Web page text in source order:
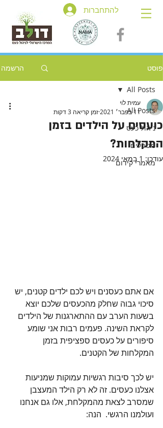
להתחברות
פוסט הרשמה
All Posts
ניהול כעס
מטפלים
מאמרי קידום
All Posts
כועסים על הילדים בזמן
המקלחות?
עמית לוי
11 בפבר׳ 2021
זמן קריאה 3 דקות
עודכן: 1 במאי 2024
אם אתם כעסנים ויש לכם ילדים קטנים, יש
סיכוי גבוה שחלק מהכעסים שלכם יוצא
בשעות הערב עם ההתארגנות של הילדים
לקראת השינה. פעמים רבות אני שומע
סיפורים על כעסים ספציפית בזמן
המקלחות של הקטנים.
יש לכך סיבות רגשיות עמוקות שמניעות
אצלנו כעסים. זה לא רק הילד המעצבן
שמסרב לצאת מהמקלחת, אלו גם אנחנו
ועולמנו הרגשי.  הנה: